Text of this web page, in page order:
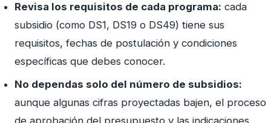
Revisa los requisitos de cada programa: cada
subsidio (como DS1, DS19 o DS49) tiene sus
requisitos, fechas de postulación y condiciones
específicas que debes conocer.
No dependas solo del número de subsidios:
aunque algunas cifras proyectadas bajen, el proceso